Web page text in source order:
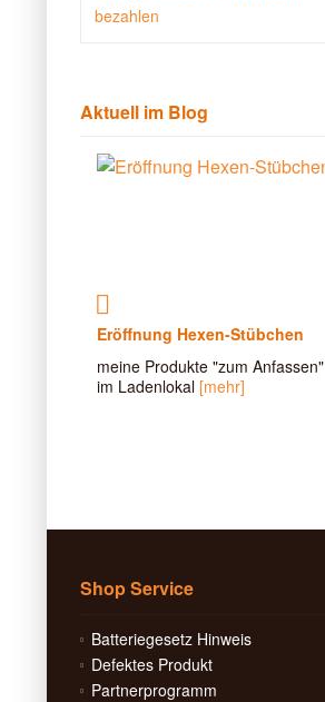
Aktuell im Blog
Eröffnung Hexen-Stübchen
meine Produkte "zum Anfassen"
im Ladenlokal [mehr]
Shop Service
Batteriegesetz Hinweis
Defektes Produkt
Partnerprogramm